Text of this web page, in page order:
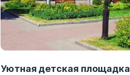
Уютная детская площадка